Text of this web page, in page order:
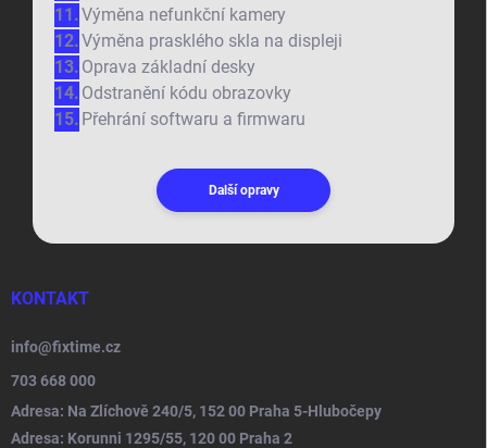
Výměna nefunkční kamery
Výměna prasklého skla na displeji
Oprava základní desky
Odstranění kódu obrazovky
Přehrání softwaru a firmwaru
Další opravy
KONTAKT
info@fixtime.cz
703 668 000
Adresa: Na Zlíchově 240/5, 152 00 Praha 5-Hlubočepy
Adresa: Korunni 1295/55, 120 00 Praha 2